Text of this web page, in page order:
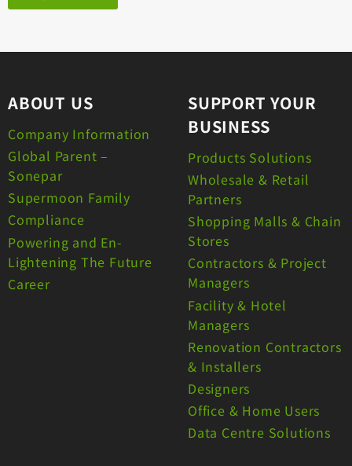
ABOUT US
Company Information
Global Parent –
Sonepar
Supermoon Family
Compliance
Powering and En-
Lightening The Future
Career
SUPPORT YOUR
BUSINESS
Products Solutions
Wholesale & Retail
Partners
Shopping Malls & Chain
Stores
Contractors & Project
Managers
Facility & Hotel
Managers
Renovation Contractors
& Installers
Designers
Office & Home Users
Data Centre Solutions